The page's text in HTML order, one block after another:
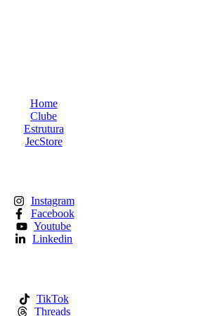
Home
Clube
Estrutura
JecStore
Instagram
Facebook
Youtube
Linkedin
TikTok
Threads